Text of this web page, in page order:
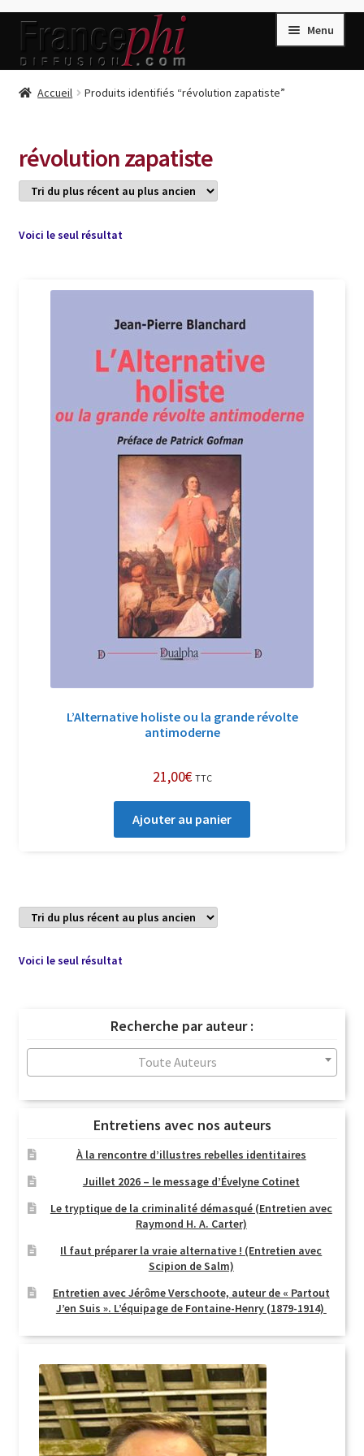
Aller
la
Aller
contenu
Menu
Accueil
Caisse
Conditions de Vente
Connection
Listes d’Envies
Livres de Peter Randa
Livres de Philippe Randa
Newsletter
Politique de confidentialité et cookies
Qui sommes-nous ?
Soutien à Philippe Randa
Suivi de la Commande
Accueil Produits identifiés “révolution zapatiste”
révolution zapatiste
Voici le seul résultat
L’Alternative holiste ou la grande révolte
antimoderne
21,00€ TTC
Ajouter au panier
Voici le seul résultat
Recherche par auteur :
Toute Auteurs
Entretiens avec nos auteurs
À la rencontre d’illustres rebelles identitaires
Juillet 2026 – le message d’Évelyne Cotinet
Le tryptique de la criminalité démasqué (Entretien avec
Raymond H. A. Carter)
Il faut préparer la vraie alternative ! (Entretien avec
Scipion de Salm)
Entretien avec Jérôme Verschoote, auteur de « Partout
J’en Suis ». L’équipage de Fontaine-Henry (1879-1914)